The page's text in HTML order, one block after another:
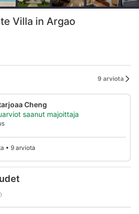
Villa in Argao
9 arviota
Cheng
saanut majoittaja
• 9 arviota